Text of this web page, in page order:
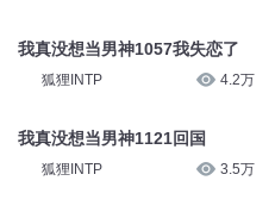
我真没想当男神1057我失恋了
狐狸INTP 4.2万
我真没想当男神1121回国
狐狸INTP 3.5万